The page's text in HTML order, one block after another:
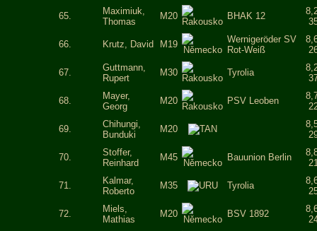
65.
Maximiuk,
Thomas
M20 BHAK 12
66. Krutz, David M19
Wernigeröder SV
Rot-Weiß
67.
Guttmann,
Rupert
M30 Tyrolia
68.
Mayer,
Georg
M20 PSV Leoben
69.
Chihungi,
Bunduki
M20
70.
Stoffer,
Reinhard
M45 Bauunion Berlin
71.
Kalmar,
Roberto
M35 Tyrolia
72.
Miels,
Mathias
M20 BSV 1892